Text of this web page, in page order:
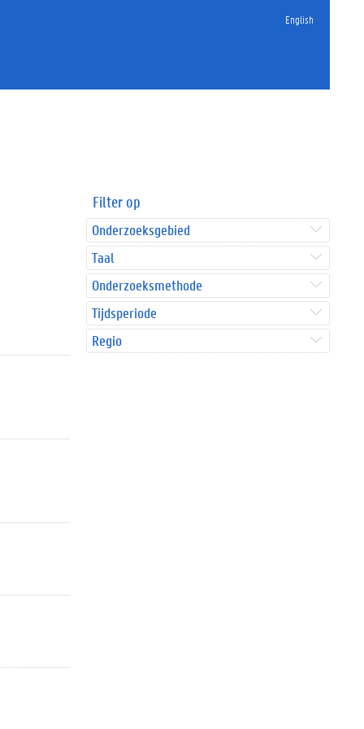
English
Filter op
Onderzoeksgebied
Taal
Onderzoeksmethode
Tijdsperiode
Regio